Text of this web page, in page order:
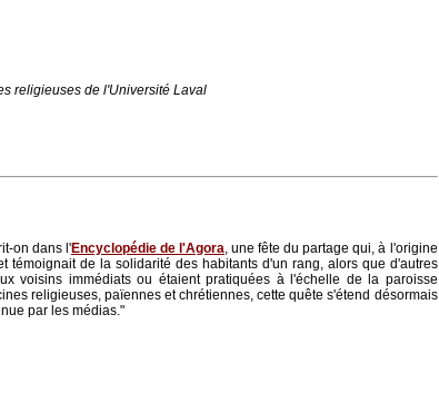
religieuses de l'Université Laval
on dans l'Encyclopédie de l'Agora, une fête du partage qui, à l'origine
témoignait de la solidarité des habitants d'un rang, alors que d'autres
voisins immédiats ou étaient pratiquées à l'échelle de la paroisse
religieuses, païennes et chrétiennes, cette quête s'étend désormais
par les médias."